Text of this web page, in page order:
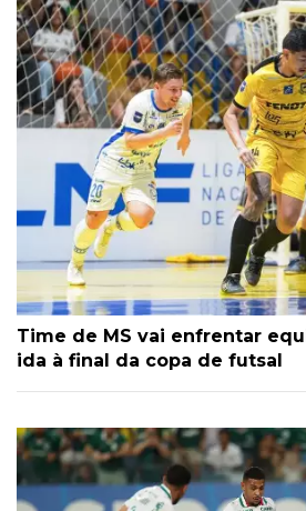
Time de MS vai enfrentar
ida à final da copa de futsal